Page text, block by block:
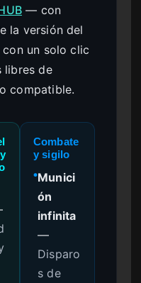
— con
la versión del
un solo clic
libres de
compatible.
Combate
y sigilo
●Munici
ón
infinita
—
Disparo
s de